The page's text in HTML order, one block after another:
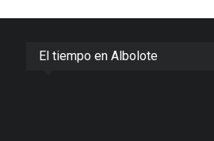
El tiempo en Albolote